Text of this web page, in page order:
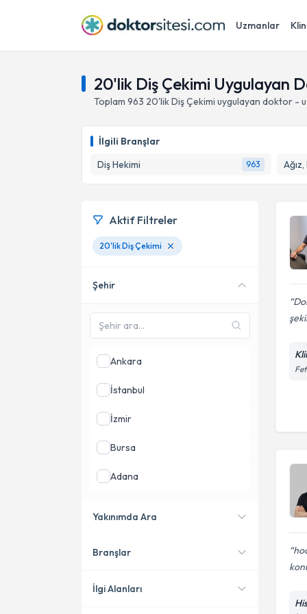
Uzmanlar
20'lik Diş Çekimi Uygulayan
Toplam 963 20'lik Diş Çekimi uygulayan doktor -
İlgili Branşlar
Diş Hekimi
963
Aktif Filtreler
20'lik Diş Çekimi
Şehir
Ankara
İstanbul
İzmir
Bursa
Adana
Yakınımda Ara
Konumuma yakın uzmanları
Branşlar
İlgi Alanları